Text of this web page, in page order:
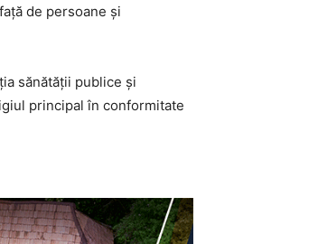
de persoane și
sănătății publice și
principal în conformitate